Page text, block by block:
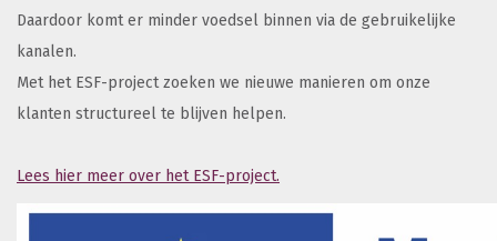
Daardoor komt er minder voedsel binnen via de gebruikelijke
kanalen.
Met het ESF-project zoeken we nieuwe manieren om onze
klanten structureel te blijven helpen.
Lees hier meer over het ESF-project.